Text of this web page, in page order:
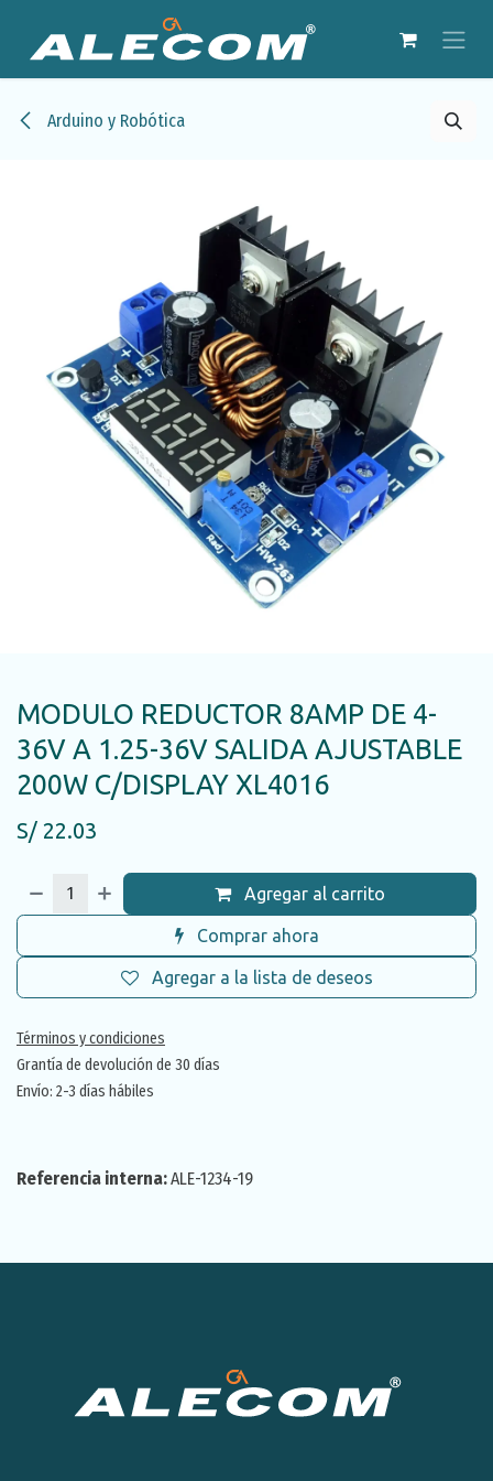
Arduino y Robótica
MODULO REDUCTOR 8AMP DE 4-
36V A 1.25-36V SALIDA AJUSTABLE
200W C/DISPLAY XL4016
S/ 22.03
Agregar al carrito
Comprar ahora
Agregar a la lista de deseos
Términos y condiciones
Grantía de devolución de 30 días
Envío: 2-3 días hábiles
Referencia interna:ALE-1234-19